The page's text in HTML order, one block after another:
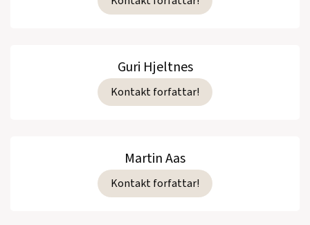
Guri Hjeltnes
Kontakt forfattar!
Martin Aas
Kontakt forfattar!